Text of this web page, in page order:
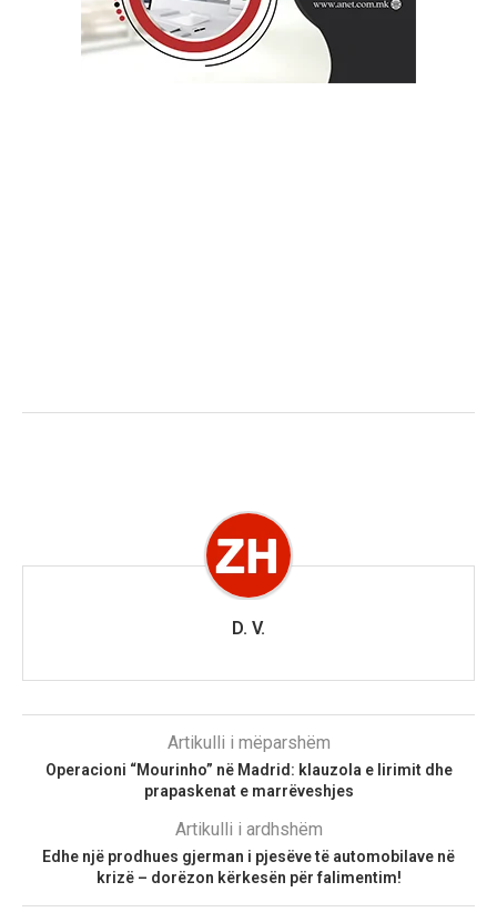
D. V.
Artikulli i mëparshëm
Operacioni “Mourinho” në Madrid: klauzola e lirimit dhe
prapaskenat e marrëveshjes
Artikulli i ardhshëm
Edhe një prodhues gjerman i pjesëve të automobilave në
krizë – dorëzon kërkesën për falimentim!